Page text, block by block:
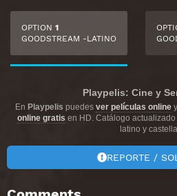
OPTION 1
GOODSTREAM -LATINO
Playpelis: Cine y
En Playpelis puedes ver películas onliney
online gratis en HD. Catálogo
latino y
REPORTE /